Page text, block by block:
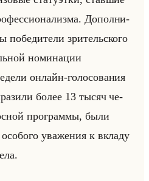
До­пол­ни­
по­бе­ди­те­ли зри­тельско­го
но­ми­на­ции
он­лайн-го­ло­со­ва­ния
более 13 тысяч че­
про­грам­мы, были
ува­же­ния к вкла­ду